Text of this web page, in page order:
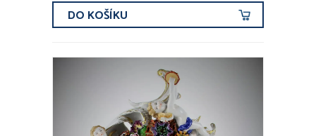
DO KOŠÍKU